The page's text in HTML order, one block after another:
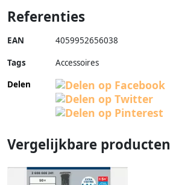
Referenties
EAN 4059952656038
Tags
Accessoires
Delen
Vergelijkbare producten